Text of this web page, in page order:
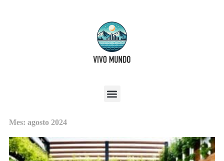
Mes: agosto 2024